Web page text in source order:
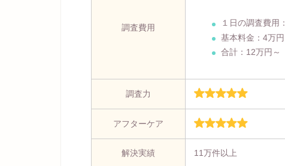
調査費用 １日の調査費用：
基本料金：4万円
合計：12万円～
調査力
アフターケア
解決実績 11万件以上